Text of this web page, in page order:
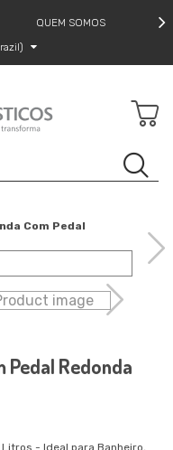
QUEM SOMOS
Com Pedal
Pedal Redonda
- Ideal para Banheiro,